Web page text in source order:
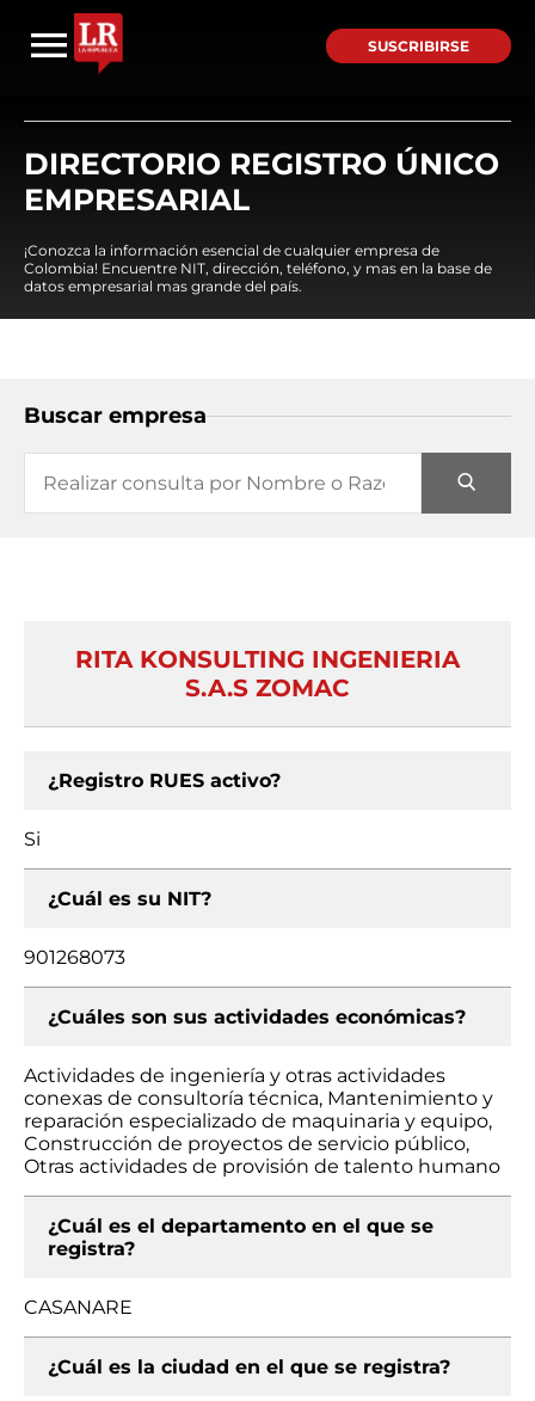
SUSCRIBIRSE
DIRECTORIO REGISTRO ÚNICO
EMPRESARIAL
¡Conozca la información esencial de cualquier empresa de
Colombia! Encuentre NIT, dirección, teléfono, y mas en la base de
datos empresarial mas grande del país.
Buscar empresa
RITA KONSULTING INGENIERIA
S.A.S ZOMAC
¿Registro RUES activo?
Si
¿Cuál es su NIT?
901268073
¿Cuáles son sus actividades económicas?
Actividades de ingeniería y otras actividades
conexas de consultoría técnica, Mantenimiento y
reparación especializado de maquinaria y equipo,
Construcción de proyectos de servicio público,
Otras actividades de provisión de talento humano
¿Cuál es el departamento en el que se
registra?
CASANARE
¿Cuál es la ciudad en el que se registra?